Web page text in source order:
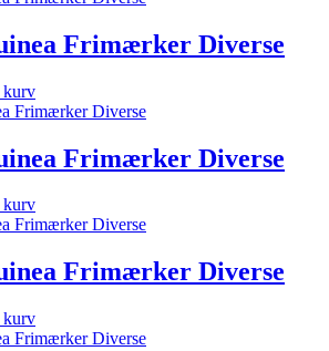
Frimærker Diverse
Frimærker Diverse
Frimærker Diverse